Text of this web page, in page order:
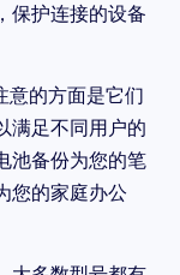
保护连接的设备
意的方面是它们
满足不同用户的
池备份为您的笔
您的家庭办公